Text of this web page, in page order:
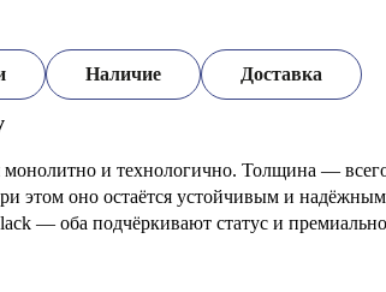
Наличие Доставка
и технологично. Толщина —
этом оно остаётся устойчивым и
— оба подчёркивают статус и